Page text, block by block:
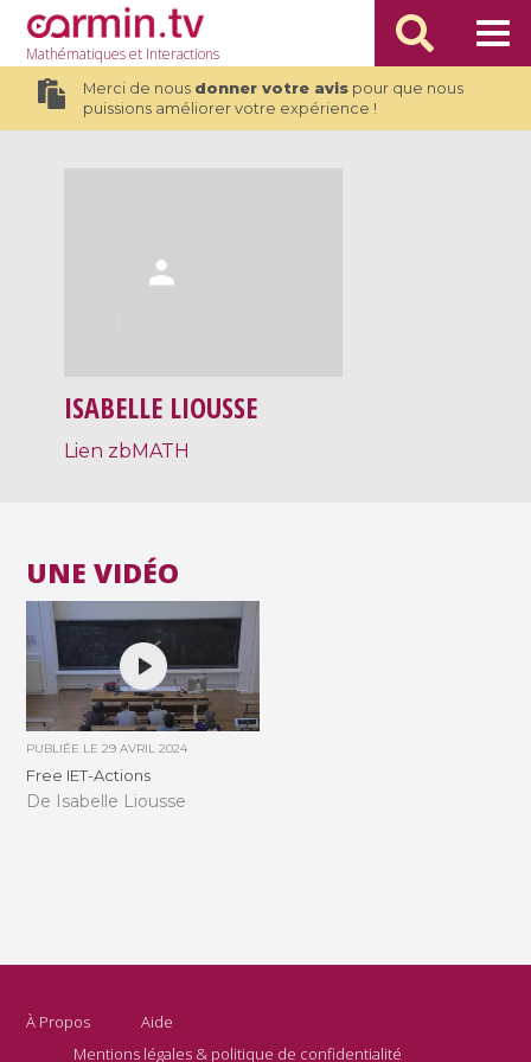
Mathématiqueset Interactions
Merci de nous donner votre avispour que nous
puissions améliorer votre expérience !
ISABELLE LIOUSSE
Lien zbMATH
UNE VIDÉO
PUBLIÉE LE29 AVRIL 2024
Free IET-Actions
De Isabelle Liousse
À Propos
Aide
Mentions légales & politique de confidentialité